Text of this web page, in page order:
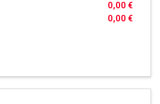
0,00 €
0,00 €